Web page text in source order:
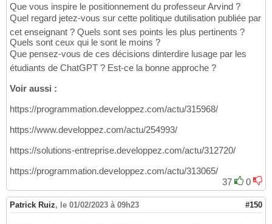
Que vous inspire le positionnement du professeur Arvind ?
Quel regard jetez-vous sur cette politique dutilisation publiée par
cet enseignant ? Quels sont ses points les plus pertinents ?
Quels sont ceux qui le sont le moins ?
Que pensez-vous de ces décisions dinterdire lusage par les
étudiants de ChatGPT ? Est-ce la bonne approche ?
Voir aussi :
https://programmation.developpez.com/actu/315968/
https://www.developpez.com/actu/254993/
https://solutions-entreprise.developpez.com/actu/312720/
https://programmation.developpez.com/actu/313065/
37
0
Patrick Ruiz, le 01/02/2023 à 09h23 #150